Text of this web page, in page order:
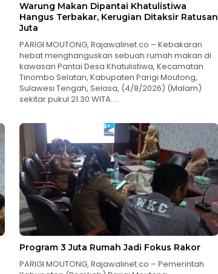
Warung Makan Dipantai Khatulistiwa
Hangus Terbakar, Kerugian Ditaksir Ratusan
Juta
PARIGI MOUTONG, Rajawalinet.co – Kebakaran
hebat menghanguskan sebuah rumah makan di
kawasan Pantai Desa Khatulistiwa, Kecamatan
Tinombo Selatan, Kabupaten Parigi Moutong,
Sulawesi Tengah, Selasa, (4/8/2026) (Malam)
sekitar pukul 21.30 WITA….
Program 3 Juta Rumah Jadi Fokus Rakor
PARIGI MOUTONG, Rajawalinet.co – Pemerintah